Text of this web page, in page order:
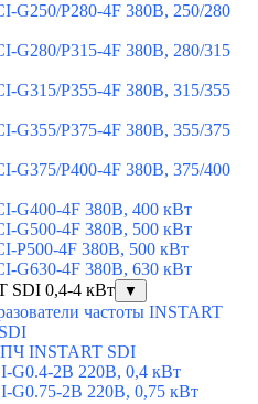
G250/P280-4F 380В, 250/280
G280/P315-4F 380В, 280/315
G315/P355-4F 380В, 315/355
G355/P375-4F 380В, 355/375
G375/P400-4F 380В, 375/400
G400-4F 380В, 400 кВт
G500-4F 380В, 500 кВт
P500-4F 380В, 500 кВт
G630-4F 380В, 630 кВт
SDI 0,4-4 кВт
▼
частоты INSTART
INSTART SDI
G0.4-2B 220В, 0,4 кВт
G0.75-2B 220В, 0,75 кВт